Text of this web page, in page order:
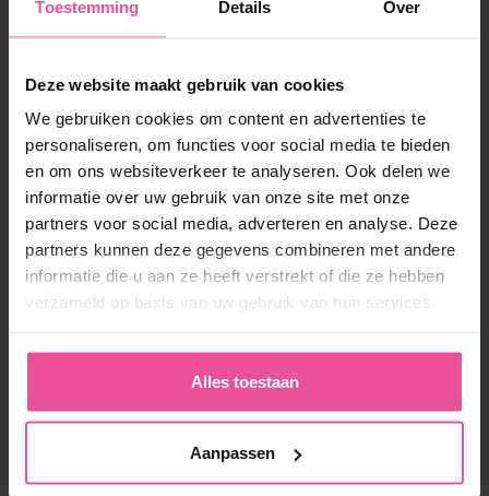
Toestemming Details Over
Deze website maakt gebruik van cookies
We gebruiken cookies om content en advertenties te
personaliseren, om functies voor social media te bieden
en om ons websiteverkeer te analyseren. Ook delen we
informatie over uw gebruik van onze site met onze
partners voor social media, adverteren en analyse. Deze
partners kunnen deze gegevens combineren met andere
informatie die u aan ze heeft verstrekt of die ze hebben
verzameld op basis van uw gebruik van hun services.
Alles toestaan
Aanpassen
Wit Zwart
PI super